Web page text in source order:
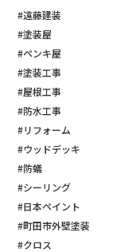
#遠藤建装
#塗装屋
#ペンキ屋
#塗装工事
#屋根工事
#防水工事
#リフォーム
#ウッドデッキ
#防蟻
#シーリング
#日本ペイント
#町田市外壁塗装
#クロス